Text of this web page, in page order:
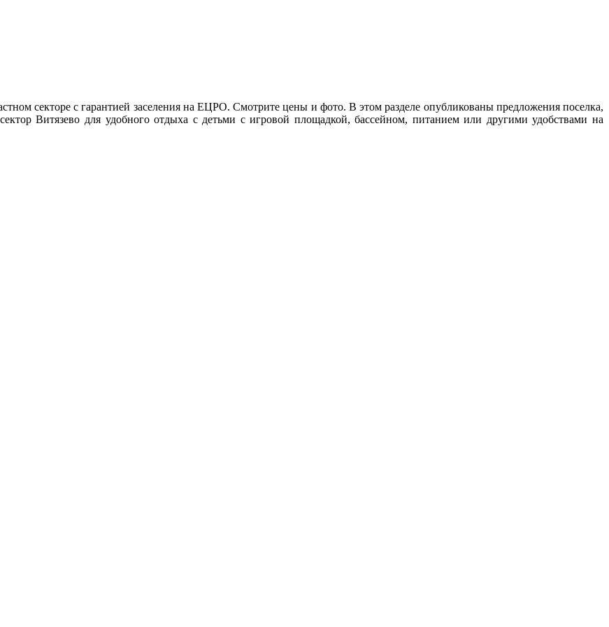
секторе с гарантией заселения на ЕЦРО. Смотрите цены и фото. В этом разделе опубликованы предложения поселка,
Витязево для удобного отдыха с детьми с игровой площадкой, бассейном, питанием или другими удобствами на